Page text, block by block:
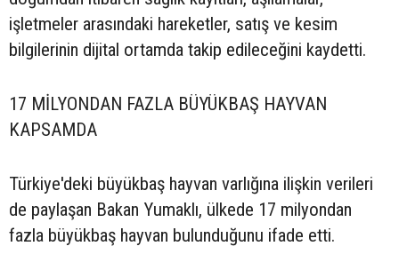
işletmeler arasındaki hareketler, satış ve kesim
bilgilerinin dijital ortamda takip edileceğini kaydetti.
17 MİLYONDAN FAZLA BÜYÜKBAŞ HAYVAN
KAPSAMDA
Türkiye'deki büyükbaş hayvan varlığına ilişkin verileri
de paylaşan Bakan Yumaklı, ülkede 17 milyondan
fazla büyükbaş hayvan bulunduğunu ifade etti.